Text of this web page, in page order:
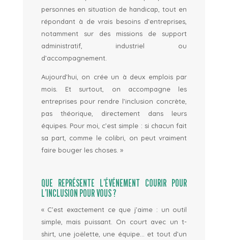
personnes en situation de handicap, tout en
répondant à de vrais besoins d’entreprises,
notamment sur des missions de support
administratif, industriel ou
d’accompagnement.
Aujourd’hui, on crée un à deux emplois par
mois. Et surtout, on accompagne les
entreprises pour rendre l’inclusion concrète,
pas théorique, directement dans leurs
équipes. Pour moi, c’est simple : si chacun fait
sa part, comme le colibri, on peut vraiment
faire bouger les choses. »
QUE REPRÉSENTE L’ÉVÉNEMENT COURIR POUR
L’INCLUSION POUR VOUS ?
« C’est exactement ce que j’aime : un outil
simple, mais puissant. On court avec un t-
shirt, une joëlette, une équipe… et tout d’un